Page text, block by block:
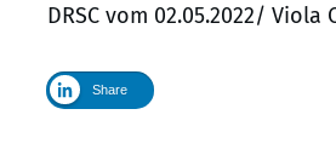
DRSC vom 02.05.2022/ Viola
Share